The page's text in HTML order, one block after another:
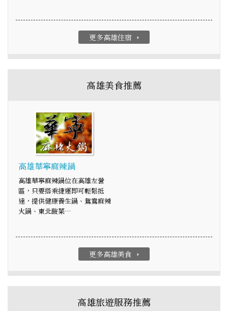
更多高雄住宿 arrow_right
高雄美食推薦
高雄華寧麻辣鍋
高雄華寧麻辣鍋位在高雄左營
區，只要搭乘捷運即可輕鬆抵
達，提供健康養生鍋、鴛鴦麻辣
火鍋、東北酸菜…
更多高雄美食 arrow_right
高雄旅遊服務推薦